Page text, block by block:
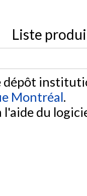
Liste
dépôt
Montréal.
l'aide du